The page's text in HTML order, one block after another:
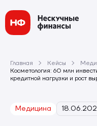
Главная Кейсы
Косметология: 60 млн
кредитной нагрузки и рост
Медицина